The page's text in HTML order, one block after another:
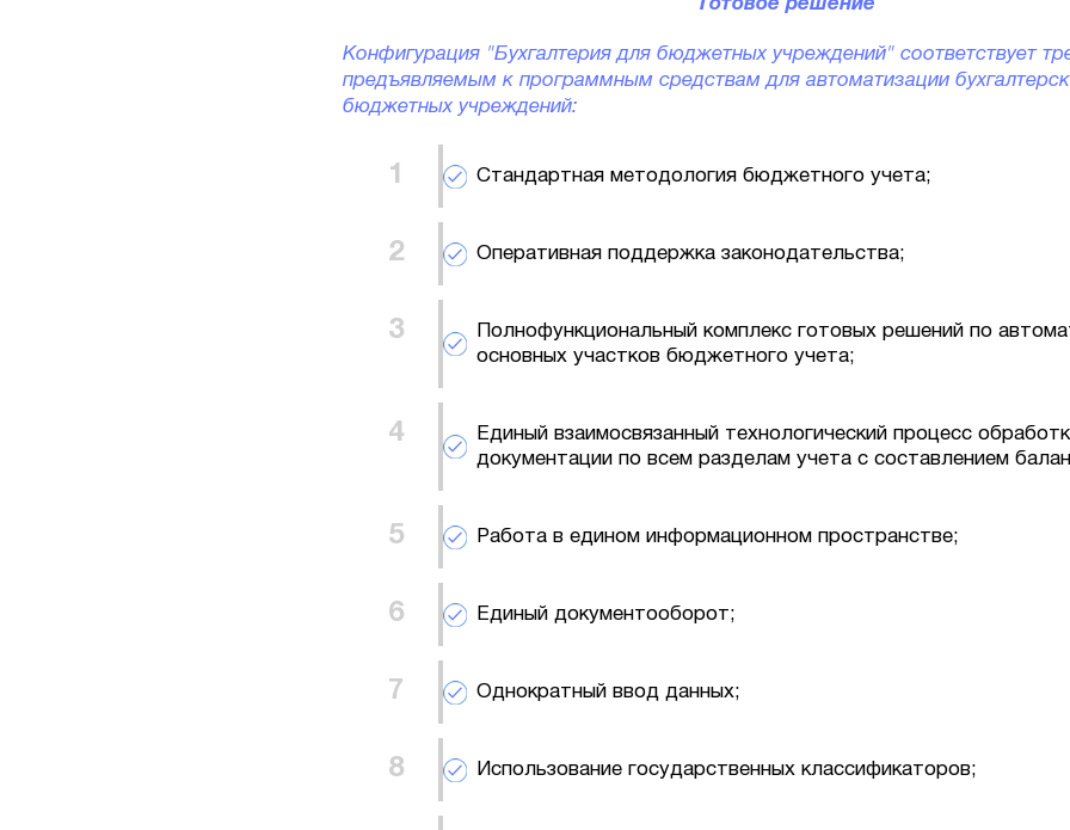
Готовое решение
Конфигурация "Бухгалтерия для бюджетных учреждений" соответствует
предъявляемым к программным средствам для автоматизации
бюджетных учреждений:
Стандартная методология бюджетного учета;
Оперативная поддержка законодательства;
Полнофункциональный комплекс готовых решений по
основных участков бюджетного учета;
Единый взаимосвязанный технологический процесс
документации по всем разделам учета с составлением
Работа в едином информационном пространстве;
Единый документооборот;
Однократный ввод данных;
Использование государственных классификаторов;